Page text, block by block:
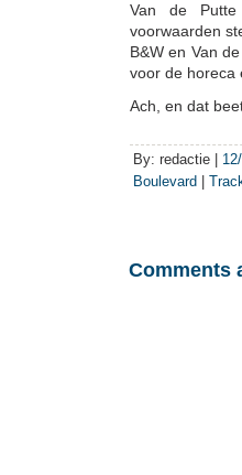
Van de
voorwaarden
B&W en Van
voor de horeca
Ach, en dat
By: redactie |
Boulevard
Comments